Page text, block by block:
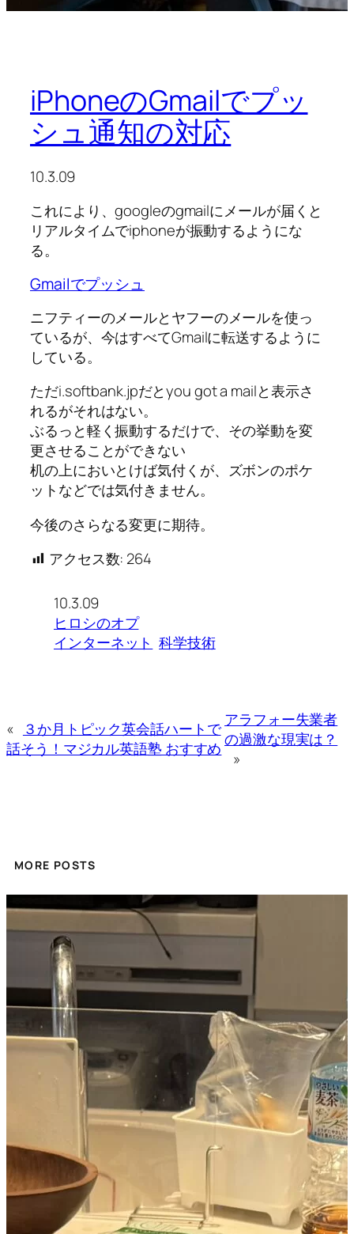
iPhoneのGmailでプッ
シュ通知の対応
10.3.09
これにより、googleのgmailにメールが届くと
リアルタイムでiphoneが振動するようにな
る。
Gmailでプッシュ
ニフティーのメールとヤフーのメールを使っ
ているが、今はすべてGmailに転送するように
している。
ただi.softbank.jpだとyou got a mailと表示さ
れるがそれはない。
ぶるっと軽く振動するだけで、その挙動を変
更させることができない
机の上においとけば気付くが、ズボンのポケ
ットなどでは気付きません。
今後のさらなる変更に期待。
アクセス数: 264
10.3.09
ヒロシのオプ
インターネット 科学技術
«
３か月トピック英会話ハートで
話そう！マジカル英語塾 おすすめ
アラフォー失業者
の過激な現実は？
»
MORE POSTS